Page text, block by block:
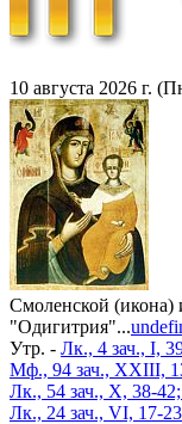
10 августа 2026 г.
Смоленской
"Одигитрия"...
Утр. - Лк., 4 зач., I,
Мф., 94 зач., XXIII,
Лк., 54 зач., X, 38-
Лк., 24 зач., VI, 17-23